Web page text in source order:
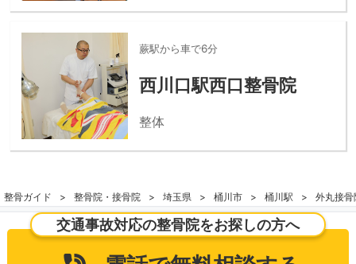
蕨駅から車で6分
西川口駅西口整骨院
整体
整骨ガイド 整骨院・接骨院 埼玉県 桶川市 桶川駅 外丸接骨
交通事故対応の整骨院をお探しの方へ